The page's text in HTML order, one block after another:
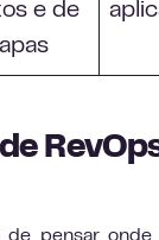
e de
pensar onde